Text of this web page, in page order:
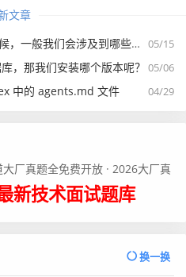
文章
05/15
我们会涉及到哪些提示词？
05/06
，那我们安装哪个版本呢？
04/29
中的 agents.md 文件
厂真题全免费开放 · 2026大厂真
新技术面试题库
换一换